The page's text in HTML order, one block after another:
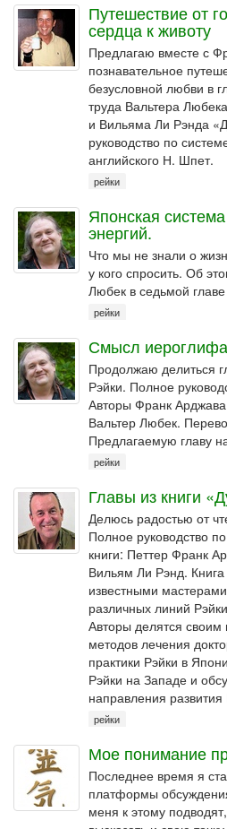
Путешествие от
сердца к животу
Предлагаю вместе с
познавательное
безусловной любви в
труда Вальтера
и Вильяма Ли Рэнда
руководство по
английского Н. Шпет.
рейки
Японская
энергий.
Что мы не знали о
у кого спросить. Об
Любек в седьмой
рейки
Смысл
Продолжаю делиться
Рэйки. Полное
Авторы Франк
Вальтер Любек.
Предлагаемую главу
рейки
Главы из книги
Делюсь радостью от
Полное руководство
книги: Петтер Франк
Вильям Ли Рэнд.
известными
различных линий
Авторы делятся
методов лечения
практики Рэйки в
Рэйки на Западе и
направления
рейки
Мое понимание
Последнее время я
платформы
меня к этому